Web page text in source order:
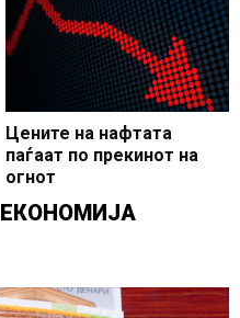
Цените на нафтата
паѓаат по прекинот на
огнот
ЕКОНОМИЈА